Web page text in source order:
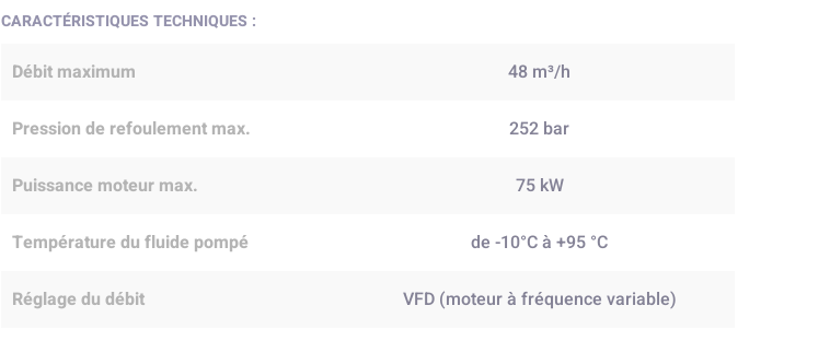
CARACTÉRISTIQUES TECHNIQUES :
Débit maximum 48 m³/h
Pression de refoulement max. 252 bar
Puissance moteur max. 75 kW
Température du fluide pompé de -10°C à +95 °C
Réglage du débit VFD (moteur à fréquence variable)